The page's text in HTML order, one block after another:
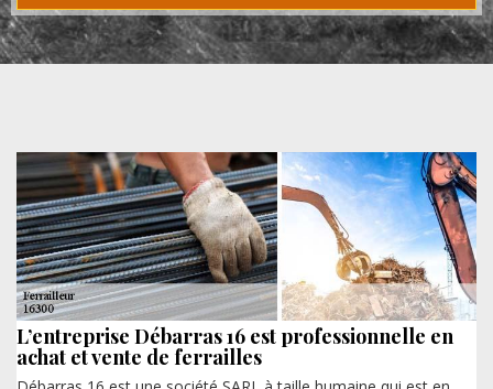
L’entreprise Débarras 16 est professionnelle en
achat et vente de ferrailles